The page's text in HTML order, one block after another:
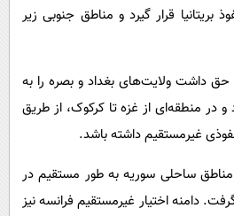
قرار گیرد و مناطق جنوبی زیر
حق داشت ولایت‌های بغداد و بصره را به
و در منطقه‌ای از غزه تا کرکوک، از طریق
غیرمستقیم داشته باشد.
مناطق ساحلی سوریه به طور مستقیم در
دامنه اختیار غیرمستقیم فرانسه نیز